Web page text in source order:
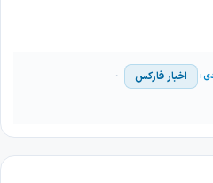
اخبار فارکس